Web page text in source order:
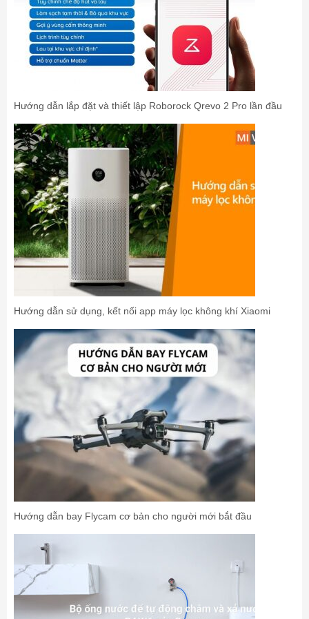
Hướng dẫn lắp đặt và thiết lập Roborock Qrevo 2 Pro lần đầu
Hướng dẫn sử dụng, kết nối app máy lọc không khí Xiaomi
Hướng dẫn bay Flycam cơ bản cho người mới bắt đầu